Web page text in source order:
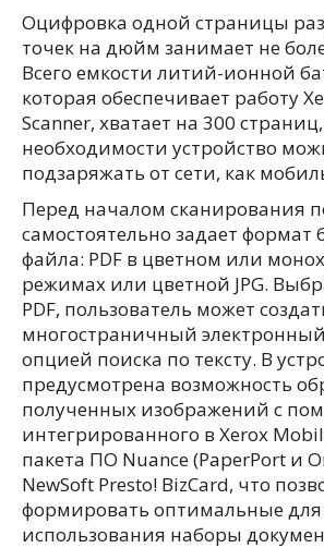
Оцифровка одной страницы
точек на дюйм занимает не
Всего емкости литий-ионной
которая обеспечивает работу
Scanner, хватает на 300
необходимости устройство
подзаряжать от сети, как
Перед началом сканирования
самостоятельно задает формат
файла: PDF в цветном или
режимах или цветной JPG.
PDF, пользователь может
многостраничный
опцией поиска по тексту. В
предусмотрена возможность
полученных изображений с
интегрированного в Xerox
пакета ПО Nuance (PaperPort и
NewSoft Presto! BizCard, что
формировать оптимальные
использования наборы